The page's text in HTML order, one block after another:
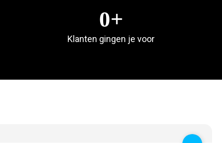
0+
Klanten gingen je voor